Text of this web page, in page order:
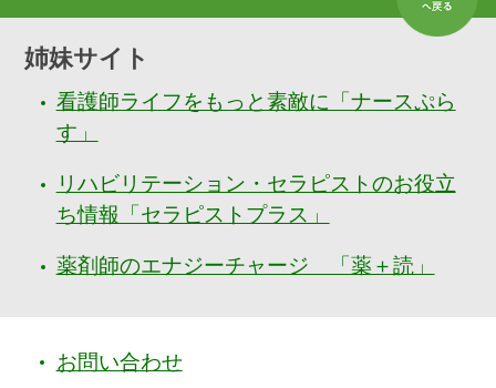
姉妹サイト
看護師ライフをもっと素敵に「ナースぷら
す」
リハビリテーション・セラピストのお役立
ち情報「セラピストプラス」
薬剤師のエナジーチャージ 「薬＋読」
お問い合わせ